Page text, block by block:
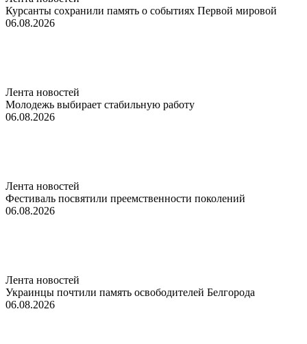
Курсанты сохранили память о событиях Первой мировой
06.08.2026
Лента новостей
Молодежь выбирает стабильную работу
06.08.2026
Лента новостей
Фестиваль посвятили преемственности поколений
06.08.2026
Лента новостей
Украинцы почтили память освободителей Белгорода
06.08.2026